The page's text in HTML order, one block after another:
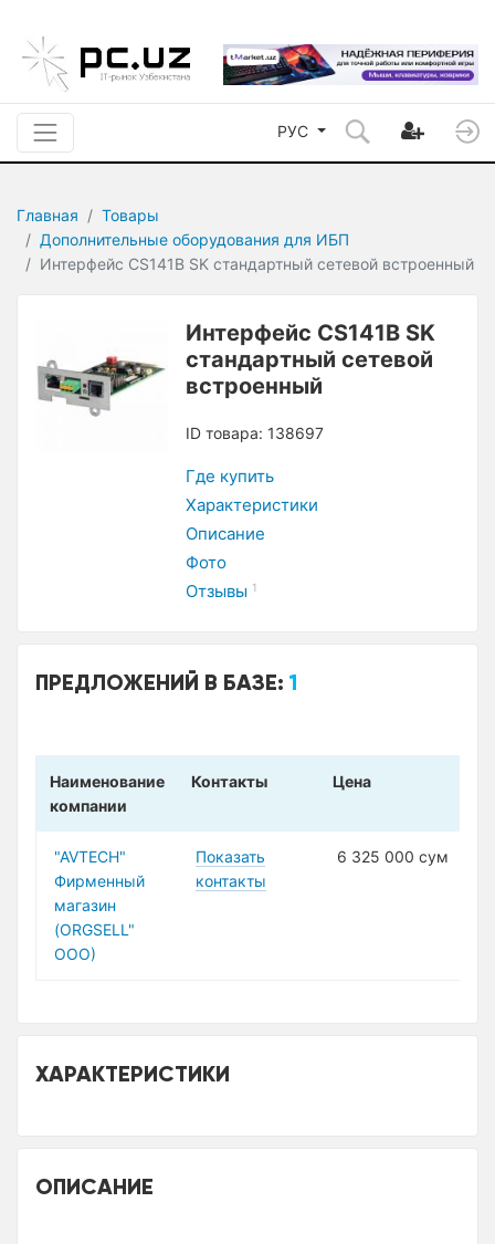
РУС
Главная
Товары
Дополнительные оборудования для ИБП
Интерфейс CS141B SK стандартный сетевой встроенный
Интерфейс CS141B SK
стандартный сетевой
встроенный
ID товара: 138697
Где купить
Характеристики
Описание
Фото
Отзывы 1
ПРЕДЛОЖЕНИЙ В БАЗЕ:1
Наименование
компании
Контакты Цена
"AVTECH"
Фирменный
магазин
(ORGSELL"
ООО)
Показать
контакты
6 325 000 сум
ХАРАКТЕРИСТИКИ
ОПИСАНИЕ